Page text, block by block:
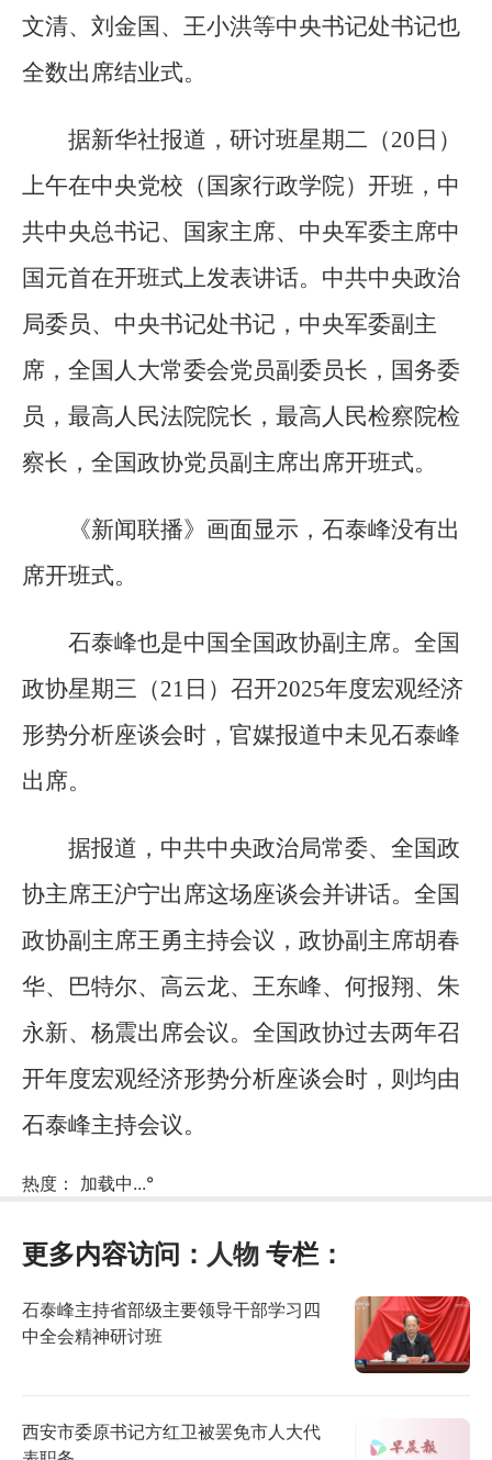
文清、刘金国、王小洪等中央书记处书记也
全数出席结业式。
据新华社报道，研讨班星期二（20日）
上午在中央党校（国家行政学院）开班，中
共中央总书记、国家主席、中央军委主席中
国元首在开班式上发表讲话。中共中央政治
局委员、中央书记处书记，中央军委副主
席，全国人大常委会党员副委员长，国务委
员，最高人民法院院长，最高人民检察院检
察长，全国政协党员副主席出席开班式。
《新闻联播》画面显示，石泰峰没有出
席开班式。
石泰峰也是中国全国政协副主席。全国
政协星期三（21日）召开2025年度宏观经济
形势分析座谈会时，官媒报道中未见石泰峰
出席。
据报道，中共中央政治局常委、全国政
协主席王沪宁出席这场座谈会并讲话。全国
政协副主席王勇主持会议，政协副主席胡春
华、巴特尔、高云龙、王东峰、何报翔、朱
永新、杨震出席会议。全国政协过去两年召
开年度宏观经济形势分析座谈会时，则均由
石泰峰主持会议。
热度： 加载中...°
更多内容访问： 人物 专栏：
石泰峰主持省部级主要领导干部学习四
中全会精神研讨班
西安市委原书记方红卫被罢免市人大代